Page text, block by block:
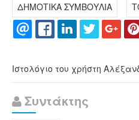
ΔΗΜΟΤΙΚΑ ΣΥΜΒΟΥΛΙΑ
Ιστολόγιο του χρήστη
Συντάκτης